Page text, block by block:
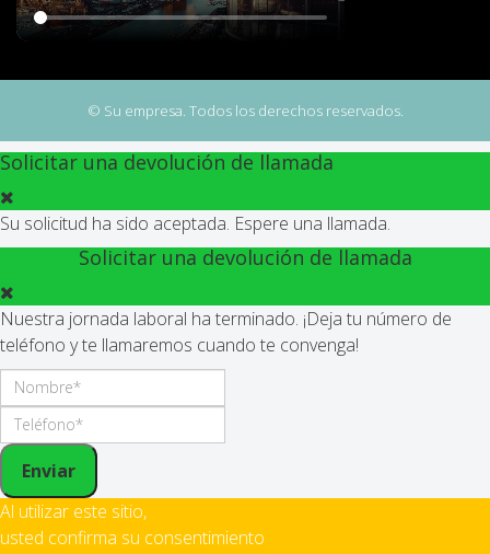
© Su empresa. Todos los derechos reservados.
Solicitar una devolución de llamada
Su solicitud ha sido aceptada. Espere una llamada.
Solicitar una devolución de llamada
Nuestra jornada laboral ha terminado. ¡Deja tu número de
teléfono y te llamaremos cuando te convenga!
Enviar
Al utilizar este sitio,
usted confirma su consentimiento